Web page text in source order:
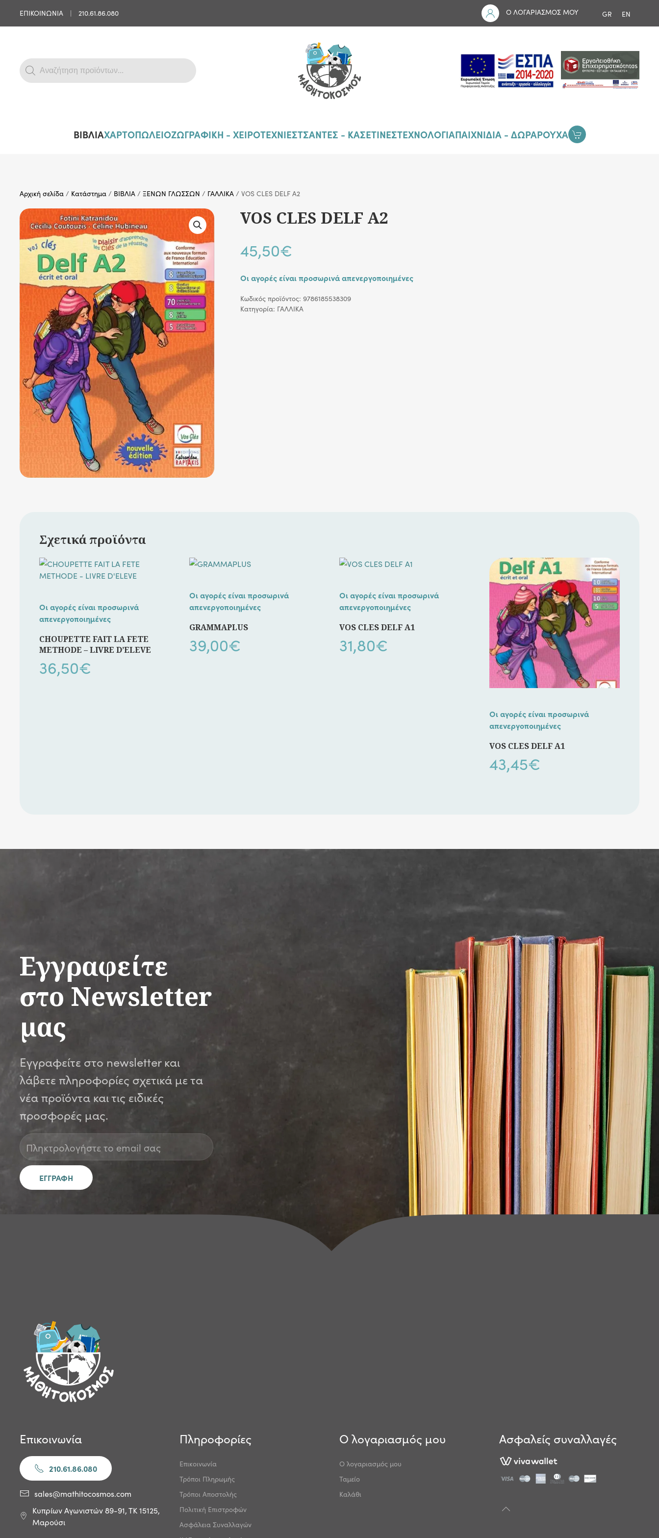
Skip to main content
ΕΠΙΚΟΙΝΩΝΙΑ | 210.61.86.080 Ο ΛΟΓΑΡΙΑΣΜΟΣ ΜΟΥ GR EN
Products
search
ΒΙΒΛΙΑΧΑΡΤΟΠΩΛΕΙΟΖΩΓΡΑΦΙΚΗ - ΧΕΙΡΟΤΕΧΝΙΕΣΤΣΑΝΤΕΣ - ΚΑΣΕΤΙΝΕΣΤΕΧΝΟΛΟΓΙΑΠΑΙΧΝΙΔΙΑ - ΔΩΡΑΡΟΥΧΑ
Αρχική σελίδα / Κατάστημα / ΒΙΒΛΙΑ / ΞΕΝΩΝ ΓΛΩΣΣΩΝ / ΓΑΛΛΙΚΑ / VOS CLES DELF A2
VOS CLES DELF A2
45,50€
Οι αγορές είναι προσωρινά απενεργοποιημένες
Κωδικός προϊόντος: 9786185538309
Κατηγορία: ΓΑΛΛΙΚΑ
Σχετικά προϊόντα
Οι αγορές είναι προσωρινά
απενεργοποιημένες
CHOUPETTE FAIT LA FETE
METHODE – LIVRE D’ELEVE
36,50€
Οι αγορές είναι προσωρινά
απενεργοποιημένες
GRAMMAPLUS
39,00€
Οι αγορές είναι προσωρινά
απενεργοποιημένες
VOS CLES DELF A1
31,80€
Οι αγορές είναι προσωρινά
απενεργοποιημένες
VOS CLES DELF A1
43,45€
Εγγραφείτε
στο Newsletter
μας
Εγγραφείτε στο newsletter και
λάβετε πληροφορίες σχετικά με τα
νέα προϊόντα και τις ειδικές
προσφορές μας.
Επικοινωνία
210.61.86.080
sales@mathitocosmos.com
Κυπρίων Αγωνιστών 89-91, ΤΚ 15125,
Μαρούσι
Πληροφορίες
Επικοινωνία
Τρόποι Πληρωμής
Τρόποι Αποστολής
Πολιτική Επιστροφών
Ασφάλεια Συναλλαγών
Ο λογαριασμός μου
Ο λογαριασμός μου
Ταμείο
Καλάθι
Ασφαλείς συναλλαγές